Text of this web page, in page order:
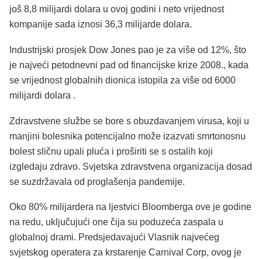
još 8,8 milijardi dolara u ovoj godini i neto vrijednost
kompanije sada iznosi 36,3 milijarde dolara.
Industrijski prosjek Dow Jones pao je za više od 12%, što
je najveći petodnevni pad od financijske krize 2008., kada
se vrijednost globalnih dionica istopila za više od 6000
milijardi dolara .
Zdravstvene službe se bore s obuzdavanjem virusa, koji u
manjini bolesnika potencijalno može izazvati smrtonosnu
bolest sličnu upali pluća i proširiti se s ostalih koji
izgledaju zdravo. Svjetska zdravstvena organizacija dosad
se suzdržavala od proglašenja pandemije.
Oko 80% milijardera na ljestvici Bloomberga ove je godine
na redu, uključujući one čija su poduzeća zaspala u
globalnoj drami. Predsjedavajući Vlasnik najvećeg
svjetskog operatera za krstarenje Carnival Corp, ovog je